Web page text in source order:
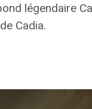
légendaire
Cadia.